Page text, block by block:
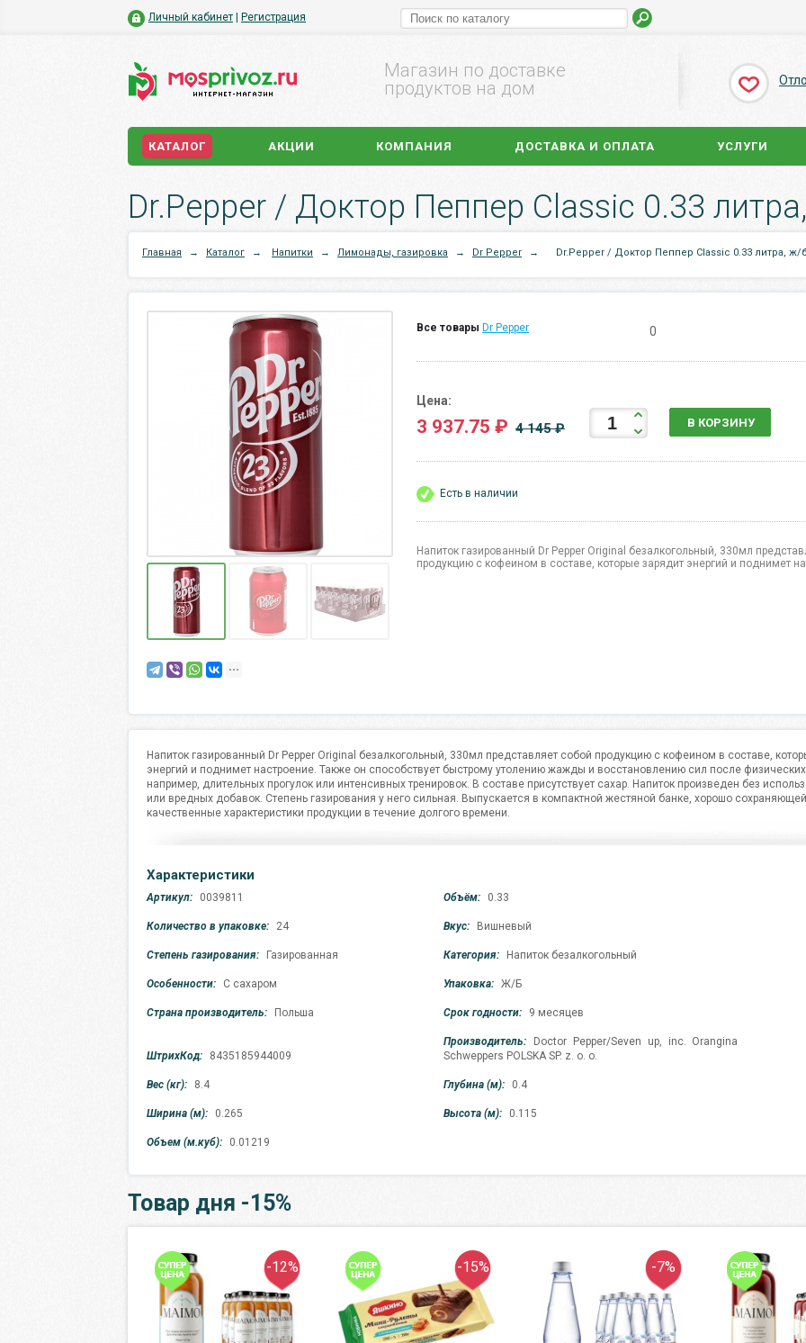
Личный кабинет Регистрация
Магазин по доставке
продуктов на дом
КАТАЛОГ АКЦИИ КОМПАНИЯ ДОСТАВКА И ОПЛАТА УСЛУГИ
Dr.Pepper / Доктор Пеппер Classic 0.33
Главная → Каталог → Напитки → Лимонады, газировка → Dr Pepper → Dr.Pepper / Доктор Пеппер Classic 0.33 литра, ж/
Все товары Dr Pepper 0
Цена:
3 937.75 ₽ 4 145 ₽ В КОРЗИНУ
Есть в наличии
Напиток газированный Dr Pepper Original безалкогольный, 330мл
продукцию с кофеином в составе, которые зарядит энергий и поднимет
Напиток газированный Dr Pepper Original безалкогольный, 330мл представляет собой продукцию с кофеином в составе,
энергий и поднимет настроение. Также он способствует быстрому утолению жажды и восстановлению сил после физических
например, длительных прогулок или интенсивных тренировок. В составе присутствует сахар. Напиток произведен без
или вредных добавок. Степень газирования у него сильная. Выпускается в компактной жестяной банке, хорошо сохраняющей
качественные характеристики продукции в течение долгого времени.
Характеристики
Артикул: 0039811 Объём: 0.33
Количество в упаковке: 24 Вкус: Вишневый
Степень газирования: Газированная Категория: Напиток безалкогольный
Особенности: С сахаром Упаковка: Ж/Б
Страна производитель: Польша Срок годности: 9 месяцев
ШтрихКод: 8435185944009
Производитель:
Doctor Pepper/Seven up, inc. Orangina
Schweppers POLSKA SP. z. o. o.
Вес (кг): 8.4 Глубина (м): 0.4
Ширина (м): 0.265 Высота (м): 0.115
Объем (м.куб): 0.01219
Товар дня -15%
-12% -15% -7%